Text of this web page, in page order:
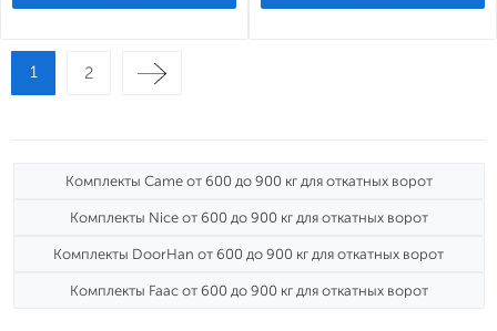
1 2
Комплекты Came от 600 до 900 кг для откатных ворот
Комплекты Nice от 600 до 900 кг для откатных ворот
Комплекты DoorHan от 600 до 900 кг для откатных ворот
Комплекты Faac от 600 до 900 кг для откатных ворот